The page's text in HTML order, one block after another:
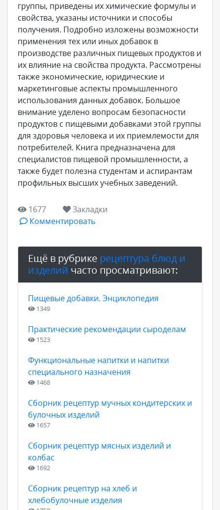
группы, приведены их химические формулы и
свойства, указаны источники и способы
получения. Подробно изложены возможности
применения тех или иных добавок в
производстве различных пищевых продуктов и
их влияние на свойства продукта. Рассмотрены
также экономические, юридические и
маркетинговые аспекты промышленного
использования данных добавок. Большое
внимание уделено вопросам безопасности
продуктов с пищевыми добавками этой группы
для здоровья человека и их приемлемости для
потребителей. Книга предназначена для
специалистов пищевой промышленности, а
также будет полезна студентам и аспирантам
профильных высших учебных заведений.
1677
Закладки
Комментировать
Ещё в рубрике рецептура блюд и
изделий часто просматривают:
Пищевые добавки. Энциклопедия
1349
Практические рекомендации сыроделам
1523
Функциональные напитки и напитки
специального назначения
1468
Сборник рецептур мучных кондитерских и
булочных изделий
1657
Сборник рецептур мясных изделий и
колбас
1692
Сборник рецептур на хлеб и
хлебобулочные изделия